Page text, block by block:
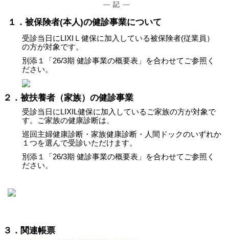
ク・
各種
手続
申請
書一
覧
よく
質問
― 記 ―
１．被保険者(本人)の健診事業について
受診当日にLIXIＬ健保に加入している被保険者(従業員）
の方が対象です。
別添１「26/3期 健診事業の概要表」を合わせてご参照く
ださい。
２．被扶養者（家族）の健診事業
受診当日にLIXIL健保に加入しているご家族の方が対象で
す。ご家族の健康診断は、
巡回主婦健康診断・家族健康診断・人間ドックのいずれか
１つを選んで受診いただけます。
別添１「26/3期 健診事業の概要表」を合わせてご参照く
ださい。
３．関連帳票